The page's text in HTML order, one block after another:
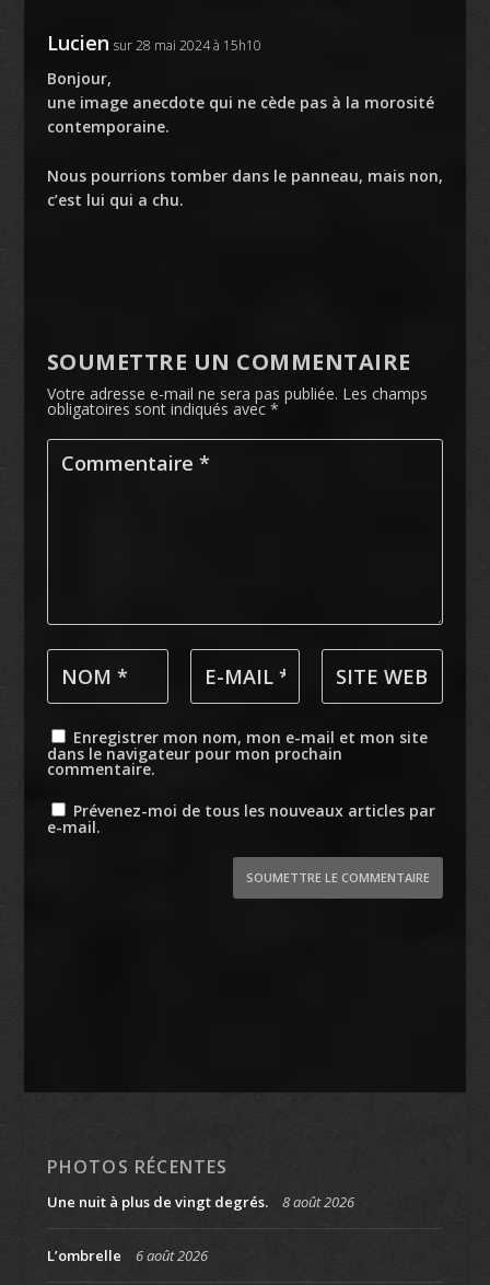
Lucien sur 28 mai 2024 à 15h10
Bonjour,
une image anecdote qui ne cède pas à la morosité
contemporaine.
Nous pourrions tomber dans le panneau, mais non,
c’est lui qui a chu.
SOUMETTRE UN COMMENTAIRE
Votre adresse e-mail ne sera pas publiée. Les champs
obligatoires sont indiqués avec *
Enregistrer mon nom, mon e-mail et mon site
dans le navigateur pour mon prochain
commentaire.
Prévenez-moi de tous les nouveaux articles par
e-mail.
SOUMETTRE LE COMMENTAIRE
PHOTOS RÉCENTES
Une nuit à plus de vingt degrés. 8 août 2026
L’ombrelle 6 août 2026